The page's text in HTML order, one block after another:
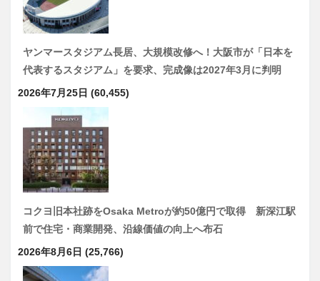
ヤンマースタジアム長居、大規模改修へ！大阪市が「日本を
代表するスタジアム」を要求、完成像は2027年3月に判明
2026年7月25日 (60,455)
コクヨ旧本社跡をOsaka Metroが約50億円で取得 新深江駅
前で住宅・商業開発、沿線価値の向上へ布石
2026年8月6日 (25,766)